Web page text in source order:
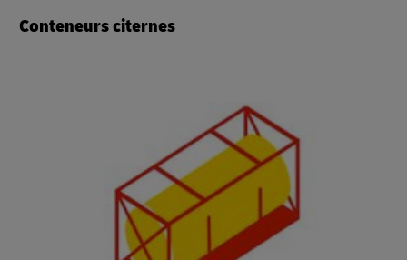
Conteneurs citernes